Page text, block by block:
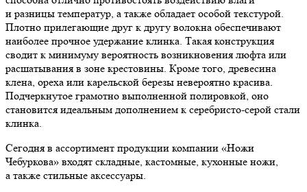
и разницы температур, а также обладает особой текстурой.
Плотно прилегающие друг к другу волокна обеспечивают
наиболее прочное удержание клинка. Такая конструкция
сводит к минимуму вероятность возникновения люфта или
расшатывания в зоне крестовины. Кроме того, древесина
клена, ореха или карельской березы невероятно красива.
Подчеркнутое грамотно выполненной полировкой, оно
становится идеальным дополнением к серебристо-серой стали
клинка.
Сегодня в ассортимент продукции компании «Ножи
Чебуркова» входят складные, кастомные, кухонные ножи,
а также стильные аксессуары.